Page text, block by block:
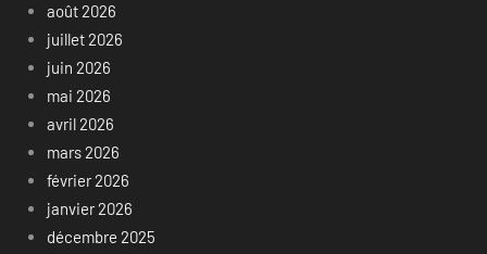
août 2026
juillet 2026
juin 2026
mai 2026
avril 2026
mars 2026
février 2026
janvier 2026
décembre 2025